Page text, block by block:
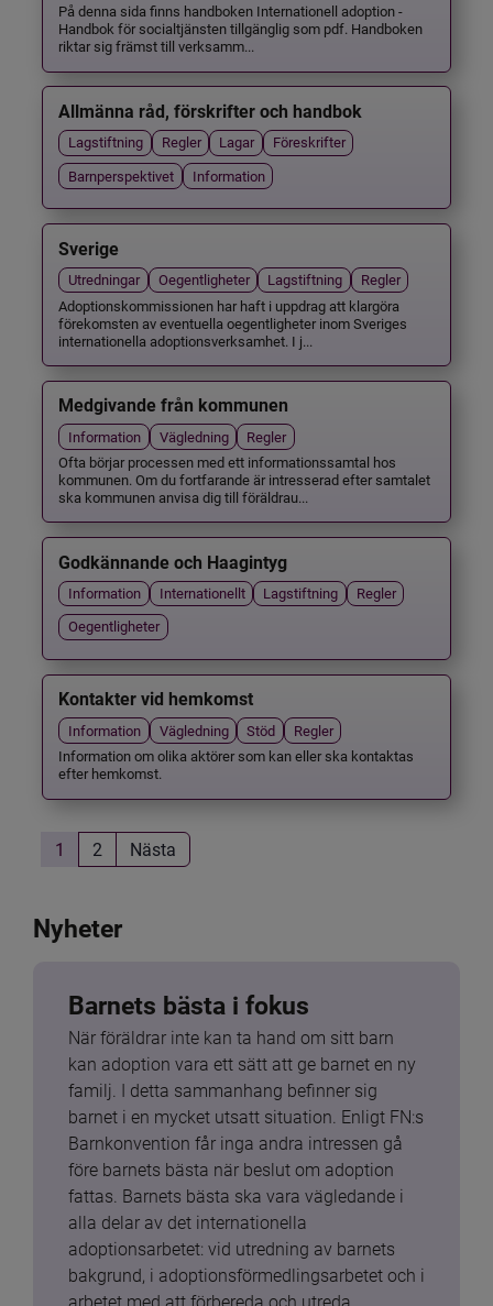
På denna sida finns handboken Internationell adoption -
Handbok för socialtjänsten tillgänglig som pdf. Handboken
riktar sig främst till verksamm...
Allmänna råd, förskrifter och handbok
Lagstiftning Regler Lagar
Föreskrifter
Barnperspektivet
Information
Sverige
Utredningar Oegentligheter Lagstiftning
Regler
Adoptionskommissionen har haft i uppdrag att klargöra
förekomsten av eventuella oegentligheter inom Sveriges
internationella adoptionsverksamhet. I j...
Medgivande från kommunen
Information Vägledning
Regler
Ofta börjar processen med ett informationssamtal hos
kommunen. Om du fortfarande är intresserad efter samtalet
ska kommunen anvisa dig till föräldrau...
Godkännande och Haagintyg
Information Internationellt Lagstiftning
Regler
Oegentligheter
Kontakter vid hemkomst
Information Vägledning Stöd
Regler
Information om olika aktörer som kan eller ska kontaktas
efter hemkomst.
1 2 Nästa
Nyheter
Barnets bästa i fokus
När föräldrar inte kan ta hand om sitt barn
kan adoption vara ett sätt att ge barnet en ny
familj. I detta sammanhang befinner sig
barnet i en mycket utsatt situation. Enligt FN:s
Barnkonvention får inga andra intressen gå
före barnets bästa när beslut om adoption
fattas. Barnets bästa ska vara vägledande i
alla delar av det internationella
adoptionsarbetet: vid utredning av barnets
bakgrund, i adoptionsförmedlingsarbetet och i